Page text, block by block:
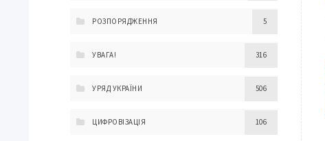
РОЗПОРЯДЖЕННЯ 5
УВАГА! 316
УРЯД УКРАЇНИ 506
ЦИФРОВІЗАЦІЯ 106